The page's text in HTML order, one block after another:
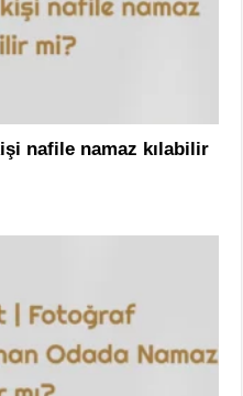
nafile namaz kılabilir